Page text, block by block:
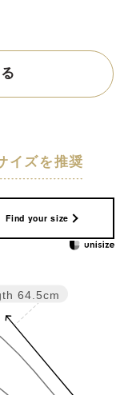
イズを推奨
Find your size
64.5cm